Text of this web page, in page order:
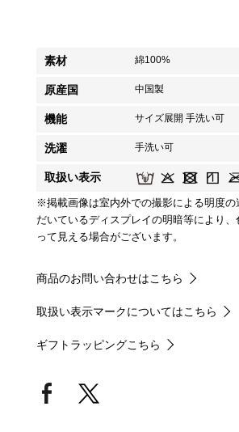
素材 綿100%
原産国 中国製
機能 サイズ展開 手洗い可
洗濯 手洗い可
取扱い表示
※掲載画像は室内外での撮影による明度の
だいているディスプレイの明暗等により
って見える場合がございます。
商品のお問い合わせはこちら
取扱い表示マークについてはこちら
ギフトラッピングこちら